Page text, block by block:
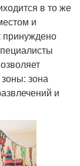
в то же
и
принуждено
зона
и